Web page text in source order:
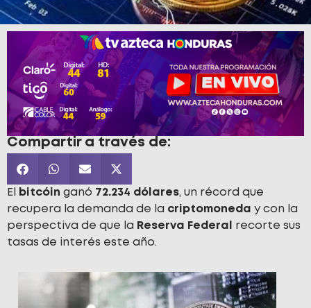
Compartir a través de:
El bitcóin ganó 72.234 dólares, un récord que
recupera la demanda de la criptomoneda y con la
perspectiva de que la Reserva Federal
recorte sus
tasas de interés este año.